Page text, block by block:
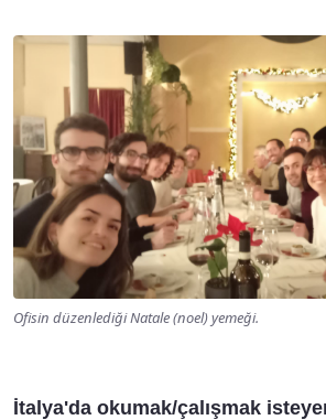
Ofisin düzenlediği Natale (noel) yemeği.
İtalya'da okumak/çalışmak